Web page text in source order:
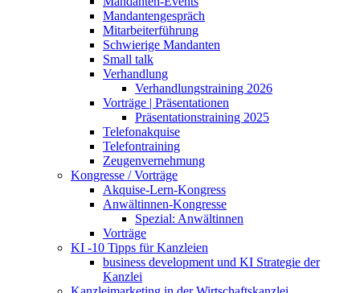
Mandantengespräch
Mitarbeiterführung
Schwierige Mandanten
Small talk
Verhandlung
Verhandlungstraining 2026
Vorträge | Präsentationen
Präsentationstraining 2025
Telefonakquise
Telefontraining
Zeugenvernehmung
Kongresse / Vorträge
Akquise-Lern-Kongress
Anwältinnen-Kongresse
Spezial: Anwältinnen
Vorträge
KI -10 Tipps für Kanzleien
business development und KI Strategie der
Kanzlei